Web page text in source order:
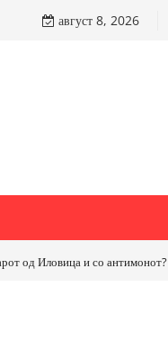
август 8, 2026
Иловица и со антимонот?